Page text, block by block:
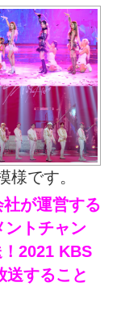
です。
が運営する
ントチャン
2021 KBS
送すること